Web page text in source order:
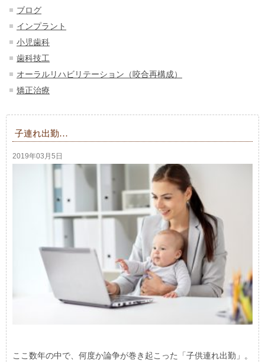
ブログ
インプラント
小児歯科
歯科技工
オーラルリハビリテーション（咬合再構成）
矯正治療
子連れ出勤…
2019年03月5日
ここ数年の中で、何度か論争が巻き起こった「子供連れ出勤」。